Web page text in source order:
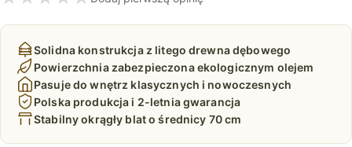
Solidna konstrukcja z litego drewna dębowego
Powierzchnia zabezpieczona ekologicznym olejem
Pasuje do wnętrz klasycznych i nowoczesnych
Polska produkcja i 2-letnia gwarancja
Stabilny okrągły blat o średnicy 70 cm